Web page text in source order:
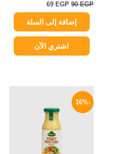
90EGP
69 EGP
إضافة إلى السلة
اشتري الآن
-16%
هو:
250 EGP.